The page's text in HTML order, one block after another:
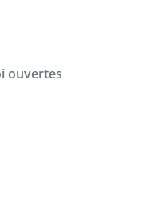
ouvertes